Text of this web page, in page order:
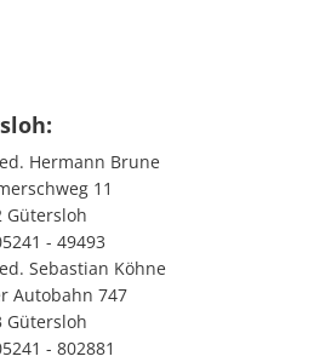
Hermann Brune
11
Gütersloh
- 49493
Sebastian Köhne
Autobahn 747
Gütersloh
- 802881